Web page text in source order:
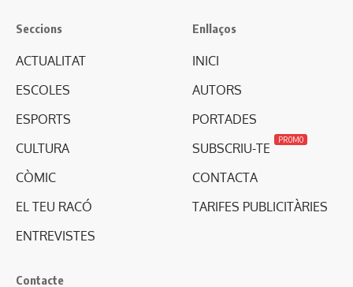
Seccions
ACTUALITAT
ESCOLES
ESPORTS
CULTURA
CÒMIC
EL TEU RACÓ
ENTREVISTES
Enllaços
INICI
AUTORS
PORTADES
SUBSCRIU-TE
PROMO
CONTACTA
TARIFES PUBLICITÀRIES
Contacte